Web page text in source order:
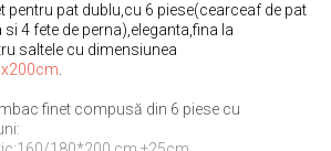
pentru pat dublu,cu 6 piese(cearceaf de pat
si 4 fete de perna),eleganta,fina la
saltele cu dimensiunea
finet compusă din 6 piese cu